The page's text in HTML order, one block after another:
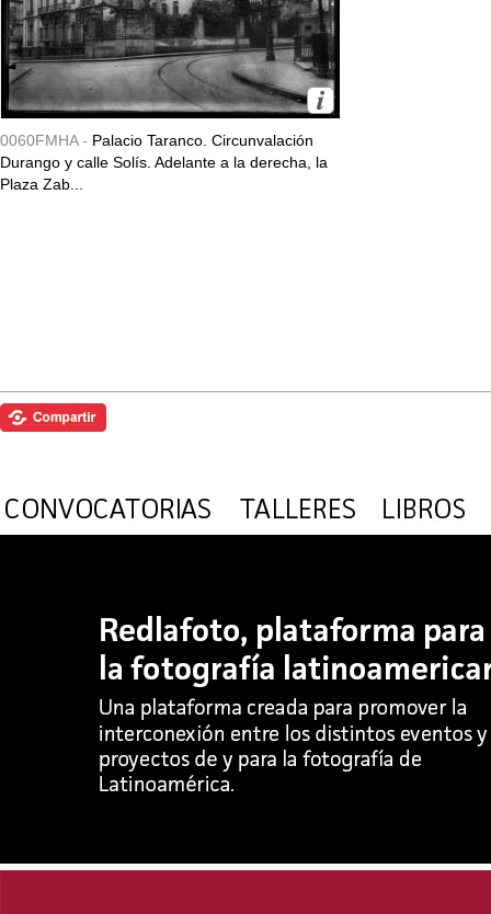
0060FMHA - Palacio Taranco. Circunvalación
Durango y calle Solís. Adelante a la derecha, la
Plaza Zab...